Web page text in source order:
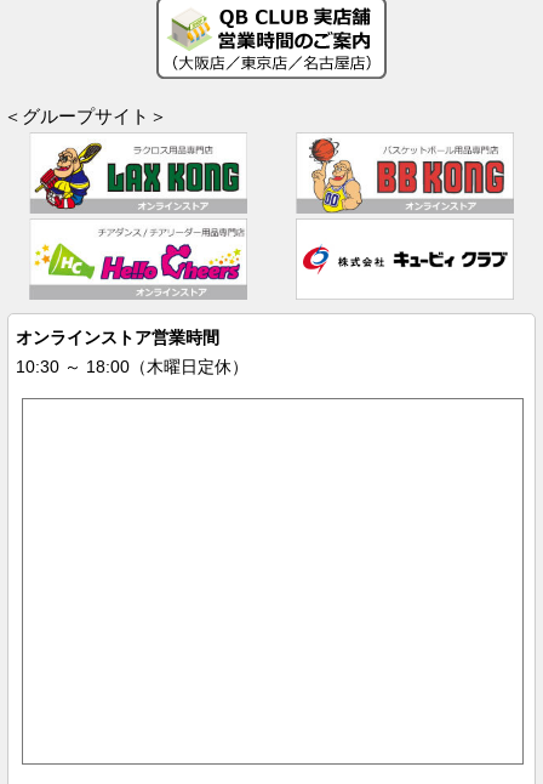
＜グループサイト＞
オンラインストア営業時間
10:30 ～ 18:00（木曜日定休）